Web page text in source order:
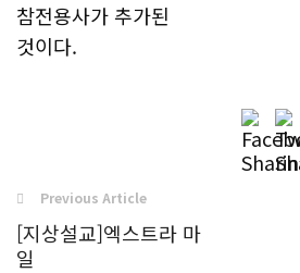
참전용사가 추가된
것이다.
Previous Article
[지상설교]엑스트라 마
일